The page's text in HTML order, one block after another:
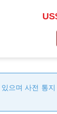
으며 사전 통